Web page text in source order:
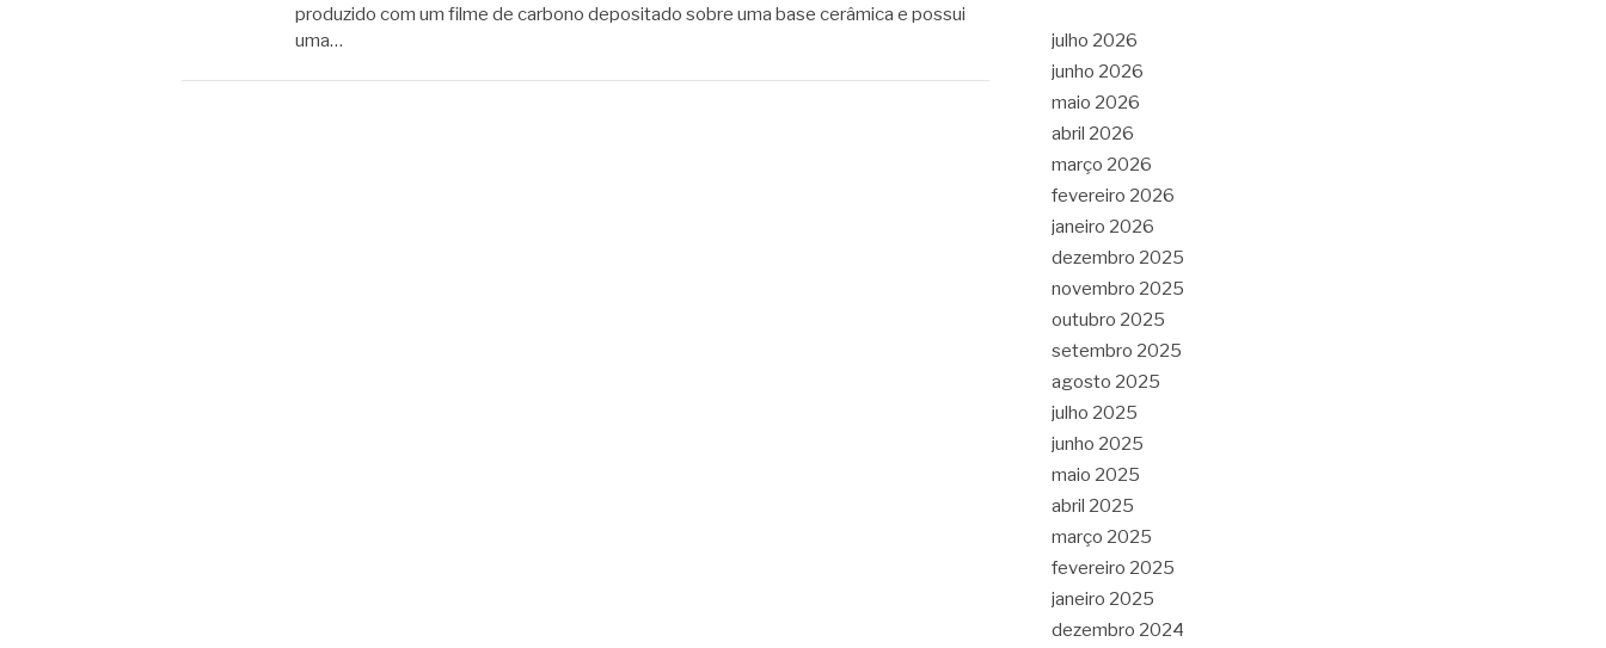
produzido com um filme de carbono depositado sobre uma base cerâmica e possui
uma…
julho 2026
junho 2026
maio 2026
abril 2026
março 2026
fevereiro 2026
janeiro 2026
dezembro 2025
novembro 2025
outubro 2025
setembro 2025
agosto 2025
julho 2025
junho 2025
maio 2025
abril 2025
março 2025
fevereiro 2025
janeiro 2025
dezembro 2024